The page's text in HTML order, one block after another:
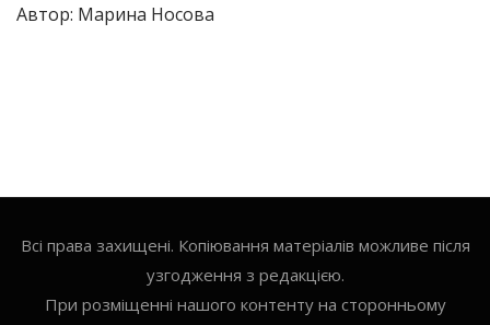
Автор: Марина Носова
Всі права захищені. Копіювання матеріалів можливе після
узгодження з редакцією.
При розміщенні нашого контенту на сторонньому